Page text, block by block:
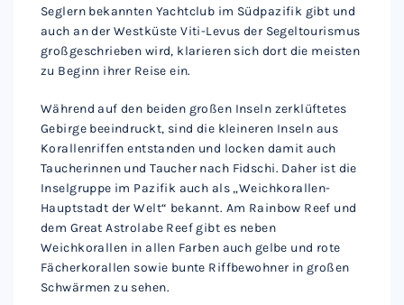
Seglern bekannten Yachtclub im Südpazifik gibt und
auch an der Westküste Viti-Levus der Segeltourismus
großgeschrieben wird, klarieren sich dort die meisten
zu Beginn ihrer Reise ein.
Während auf den beiden großen Inseln zerklüftetes
Gebirge beeindruckt, sind die kleineren Inseln aus
Korallenriffen entstanden und locken damit auch
Taucherinnen und Taucher nach Fidschi. Daher ist die
Inselgruppe im Pazifik auch als „Weichkorallen-
Hauptstadt der Welt“ bekannt. Am Rainbow Reef und
dem Great Astrolabe Reef gibt es neben
Weichkorallen in allen Farben auch gelbe und rote
Fächerkorallen sowie bunte Riffbewohner in großen
Schwärmen zu sehen.